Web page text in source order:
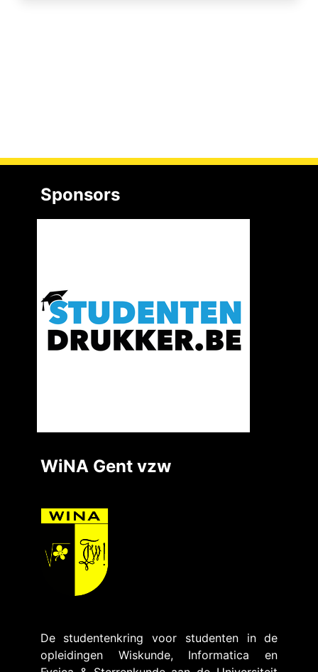
Sponsors
WiNA Gent vzw
De studentenkring voor studenten in de
opleidingen Wiskunde, Informatica en